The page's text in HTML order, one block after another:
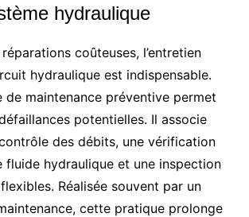
hydraulique
coûteuses, l’entretien
hydraulique est indispensable.
de maintenance préventive permet
potentielles. Il associe
des débits, une vérification
fluide hydraulique et une inspection
Réalisée souvent par un
cette pratique prolonge